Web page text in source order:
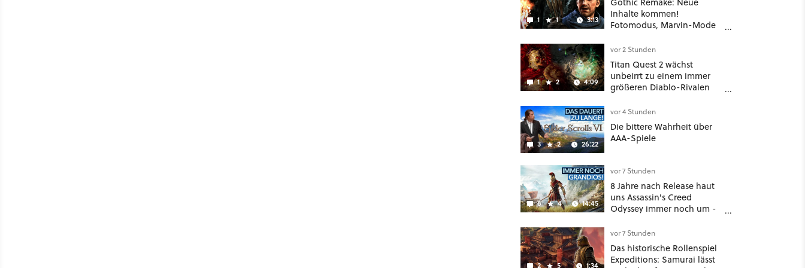
1 1 3:13
Inhalte kommen!
Fotomodus, Marvin-Mode
1 2 4:09
vor 2 Stunden
Titan Quest 2 wächst
unbeirrt zu einem immer
größeren Diablo-Rivalen
sogar eine richtige
Beschwörer-Klasse
3 2 26:22
vor 4 Stunden
Die bittere Wahrheit über
AAA-Spiele
6 4 14:45
vor 7 Stunden
8 Jahre nach Release haut
uns Assassin's Creed
Odyssey immer noch um -
2 5 1:34
vor 7 Stunden
Das historische Rollenspiel
Expeditions: Samurai lässt